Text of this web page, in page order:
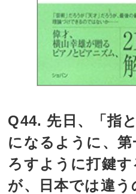
Q44. 先日、「指
になるように、
ろすように打鍵
が、日本では違う